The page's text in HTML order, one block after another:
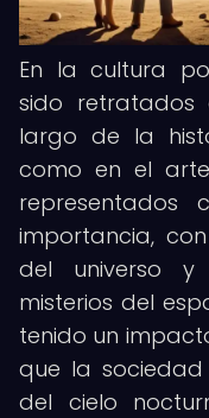
En la cultura
sido retratados
largo de la
como en el
representados
importancia,
del universo
misterios del
tenido un
que la sociedad
del cielo